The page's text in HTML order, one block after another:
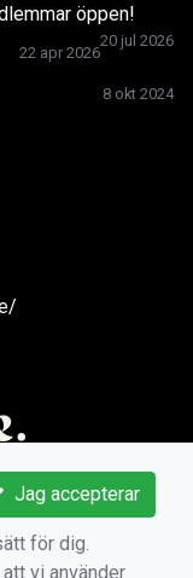
öppen!
20 jul 2026
22 apr 2026
8 okt 2024
Jag accepterar
för dig.
vi använder